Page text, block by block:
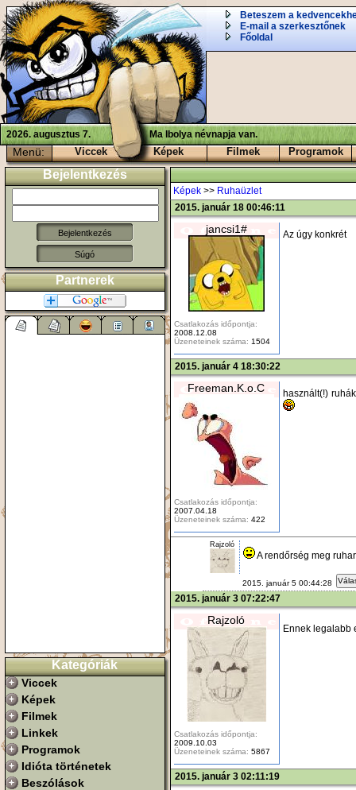
Beteszem a
E-mail a szerkesztőnek
Főoldal
2026. augusztus 7. Ma Ibolya névnapja van.
Menü: Viccek Képek Filmek Programok
Bejelentkezés
Súgó
Partnerek
Kategóriák
Viccek
Képek
Filmek
Linkek
Programok
Idióta történetek
Beszólások
Képek >> Ruhaüzlet
2015. január 18 00:46:11
jancsi1#
Csatlakozás időpontja:
2008.12.08
Üzeneteinek száma: 1504
Az úgy konkrét
2015. január 4 18:30:22
Freeman.K.o.C
Csatlakozás időpontja:
2007.04.18
Üzeneteinek száma: 422
használt(!)
Rajzoló
A rendőrség meg
2015. január 5 00:44:28
2015. január 3 07:22:47
Rajzoló
Csatlakozás időpontja:
2009.10.03
Üzeneteinek száma: 5867
Ennek legalabb
2015. január 3 02:11:19